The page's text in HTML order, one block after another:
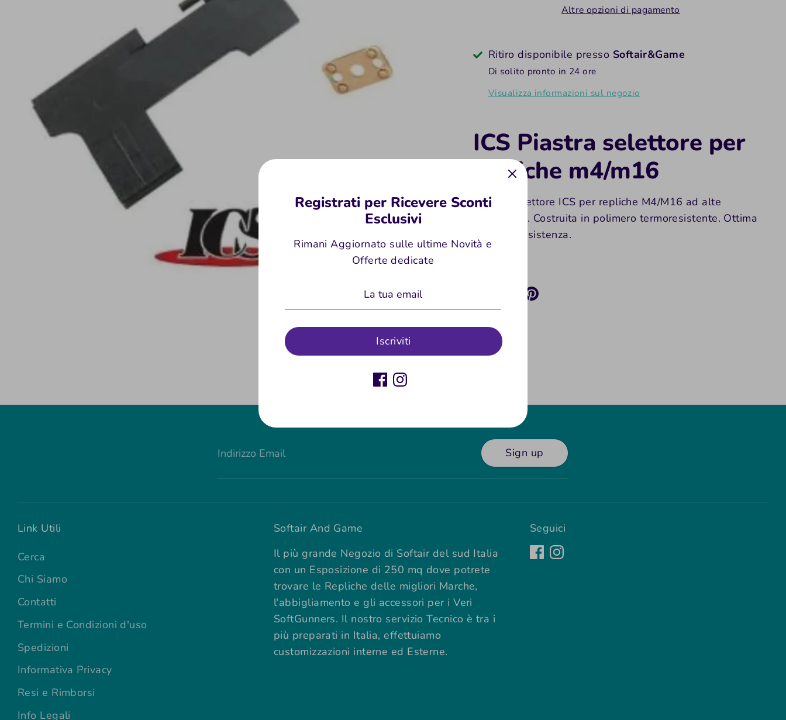
Altre opzioni di pagamento
Ritiro disponibile presso Softair&Game
Di solito pronto in 24 ore
Visualizza informazioni sul negozio
ICS Piastra selettore per
repliche m4/m16
Piastra selettore ICS per repliche M4/M16 ad alte
prestazioni. Costruita in polimero termoresistente. Ottima
durata e resistenza.
Condividi
su
Facebook
CondividiCondividi
Registrati per Ricevere Sconti
Esclusivi
Rimani Aggiornato sulle ultime Novità e
Offerte dedicate
Iscriviti
Indirizzo Email Sign up
Link Utili
Cerca
Chi Siamo
Contatti
Termini e Condizioni d'uso
Spedizioni
Informativa Privacy
Resi e Rimborsi
Info Legali
Softair And Game
Il più grande Negozio di Softair del sud Italia
con un Esposizione di 250 mq dove potrete
trovare le Repliche delle migliori Marche,
l'abbigliamento e gli accessori per i Veri
SoftGunners. Il nostro servizio Tecnico è tra i
più preparati in Italia, effettuiamo
customizzazioni interne ed Esterne.
Seguici